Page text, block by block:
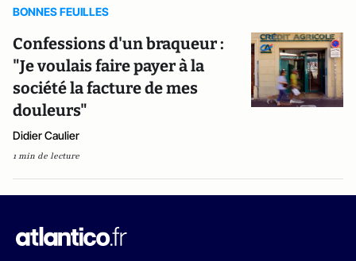
BONNES FEUILLES
Confessions d'un braqueur :
"Je voulais faire payer à la
société la facture de mes
douleurs"
Didier Caulier
1 min de lecture